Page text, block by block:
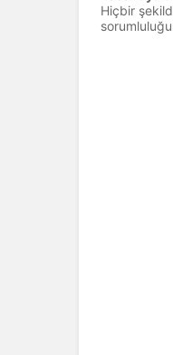
Hiçbir